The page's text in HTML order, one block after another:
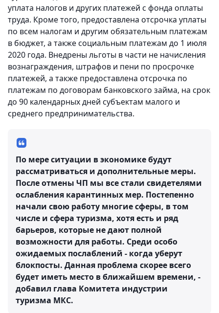
уплата налогов и других платежей с фонда оплаты
труда. Кроме того, предоставлена отсрочка уплаты
по всем налогам и другим обязательным платежам
в бюджет, а также социальным платежам до 1 июля
2020 года. Внедрены льготы в части не начисления
вознаграждения, штрафов и пени по просрочке
платежей, а также предоставлена отсрочка по
платежам по договорам банковского займа, на срок
до 90 календарных дней субъектам малого и
среднего предпринимательства.
По мере ситуации в экономике будут
рассматриваться и дополнительные меры.
После отмены ЧП мы все стали свидетелями
ослабления карантинных мер. Постепенно
начали свою работу многие сферы, в том
числе и сфера туризма, хотя есть и ряд
барьеров, которые не дают полной
возможности для работы. Среди особо
ожидаемых послаблений - когда уберут
блокпосты. Данная проблема скорее всего
будет иметь место в ближайшем времени, -
добавил глава Комитета индустрии
туризма МКС.